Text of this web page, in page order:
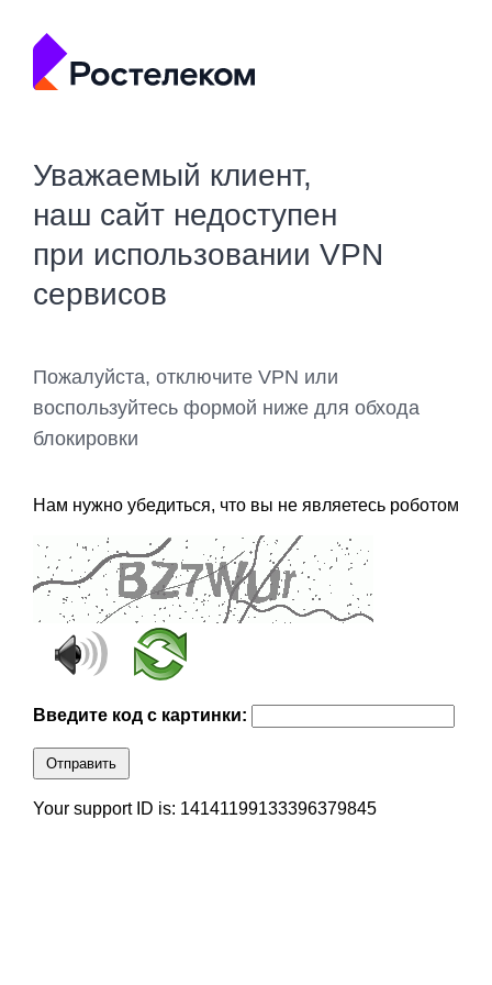
Уважаемый клиент,
наш сайт недоступен
при использовании VPN
сервисов
Пожалуйста, отключите VPN или
воспользуйтесь формой ниже для обхода
блокировки
Нам нужно убедиться, что вы не являетесь роботом
Введите код с картинки:
Отправить
Your support ID is: 14141199133396379845